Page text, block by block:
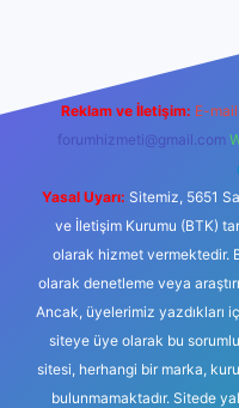
Reklam ve İletişim: E-
forumhizmeti@gmail.com
Yasal Uyarı: Sitemiz, 5651
ve İletişim Kurumu (BTK)
olarak hizmet vermektedir.
olarak denetleme veya
Ancak, üyelerimiz yazdıkları
siteye üye olarak bu
sitesi, herhangi bir marka,
bulunmamaktadır. Sitede